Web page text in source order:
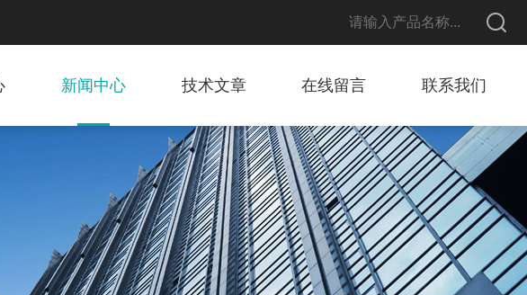
新闻中心 技术文章 在线留言 联系我们